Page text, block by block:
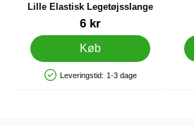
Lille Elastisk Legetøjsslange
6 kr
Køb
Produkttilgængelighed: På lager
Leveringstid: 1-3 dage